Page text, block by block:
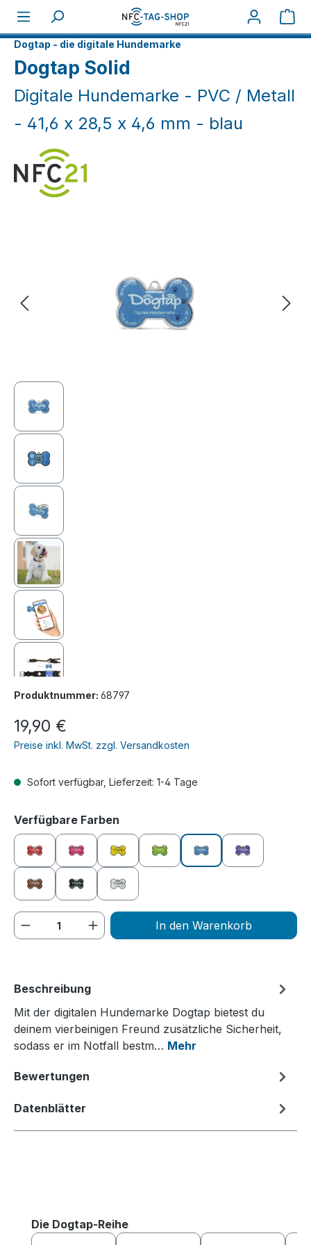
Zum Hauptinhalt springen
Dogtap - die digitale Hundemarke
Dogtap Solid
Digitale Hundemarke - PVC / Metall
- 41,6 x 28,5 x 4,6 mm - blau
Produktnummer: 68797
Regulärer Preis:
19,90 €
Preise inkl. MwSt. zzgl. Versandkosten
Sofort verfügbar, Lieferzeit: 1-4 Tage
Verfügbare Farben
rot pink gelb grün blau lila
braun schwarz weiß
Produkt Anzahl: Gib den gewünschten
In den Warenkorb
Beschreibung
Mit der digitalen Hundemarke Dogtap bietest du
deinem vierbeinigen Freund zusätzliche Sicherheit,
sodass er im Notfall bestm… Mehr
Bewertungen
Datenblätter
Produktgalerie überspringen
Die Dogtap-Reihe